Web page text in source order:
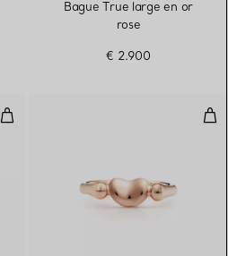
Bague True large en or
rose
€ 2.900
Bague étroite en or rose